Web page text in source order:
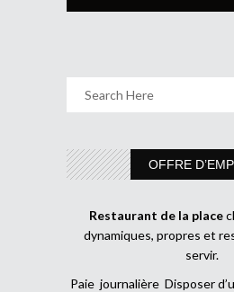
OFFRE
Restaurant de la place
dynamiques, propres et
servir.
Paie journalière Disposer